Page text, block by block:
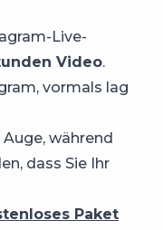
Live-
Video.
vormals lag
während
dass Sie Ihr
Paket